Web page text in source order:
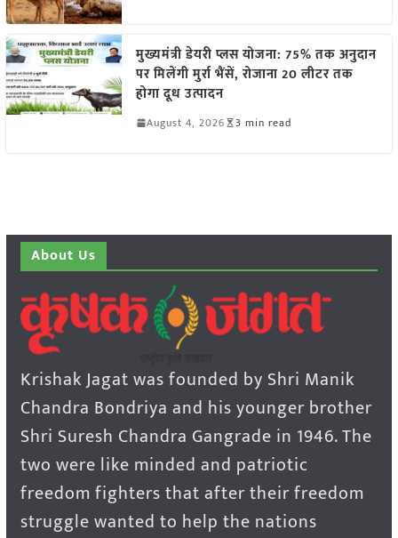
मुख्यमंत्री डेयरी प्लस योजना: 75% तक अनुदान
पर मिलेंगी मुर्रा भैंसें, रोजाना 20 लीटर तक
होगा दूध उत्पादन
August 4, 2026 3 min read
About Us
Krishak Jagat was founded by Shri Manik
Chandra Bondriya and his younger brother
Shri Suresh Chandra Gangrade in 1946. The
two were like minded and patriotic
freedom fighters that after their freedom
struggle wanted to help the nations